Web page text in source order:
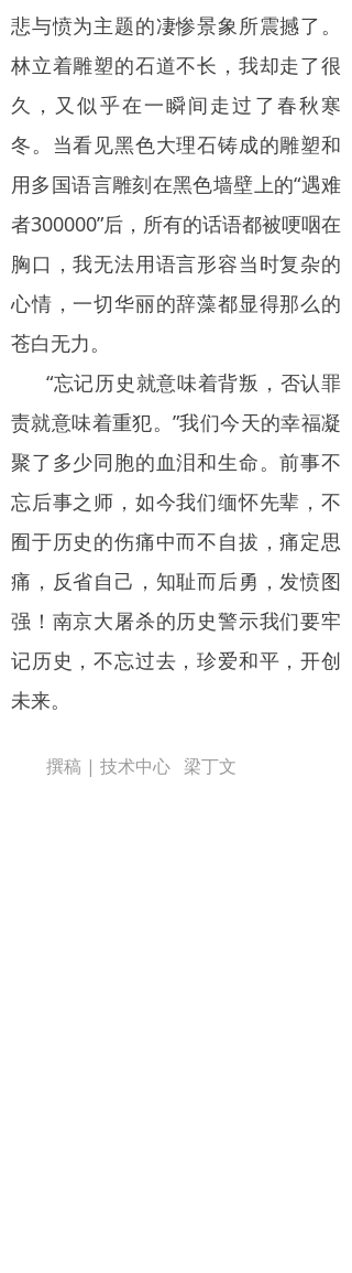
悲与愤为主题的凄惨景象所震撼了。
林立着雕塑的石道不长，我却走了很
久，又似乎在一瞬间走过了春秋寒
冬。当看见黑色大理石铸成的雕塑和
用多国语言雕刻在黑色墙壁上的“遇难
者300000”后，所有的话语都被哽咽在
胸口，我无法用语言形容当时复杂的
心情，一切华丽的辞藻都显得那么的
苍白无力。
“忘记历史就意味着背叛，否认罪
责就意味着重犯。”我们今天的幸福凝
聚了多少同胞的血泪和生命。前事不
忘后事之师，如今我们缅怀先辈，不
囿于历史的伤痛中而不自拔，痛定思
痛，反省自己，知耻而后勇，发愤图
强！南京大屠杀的历史警示我们要牢
记历史，不忘过去，珍爱和平，开创
未来。
撰稿 | 技术中心 梁丁文